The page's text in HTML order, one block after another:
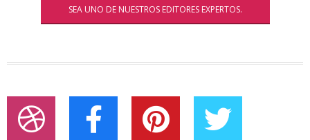
SEA UNO DE NUESTROS EDITORES EXPERTOS.